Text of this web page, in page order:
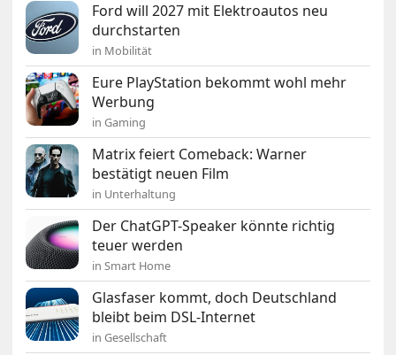
Ford will 2027 mit Elektroautos neu
durchstarten
in Mobilität
Eure PlayStation bekommt wohl mehr
Werbung
in Gaming
Matrix feiert Comeback: Warner
bestätigt neuen Film
in Unterhaltung
Der ChatGPT-Speaker könnte richtig
teuer werden
in Smart Home
Glasfaser kommt, doch Deutschland
bleibt beim DSL-Internet
in Gesellschaft